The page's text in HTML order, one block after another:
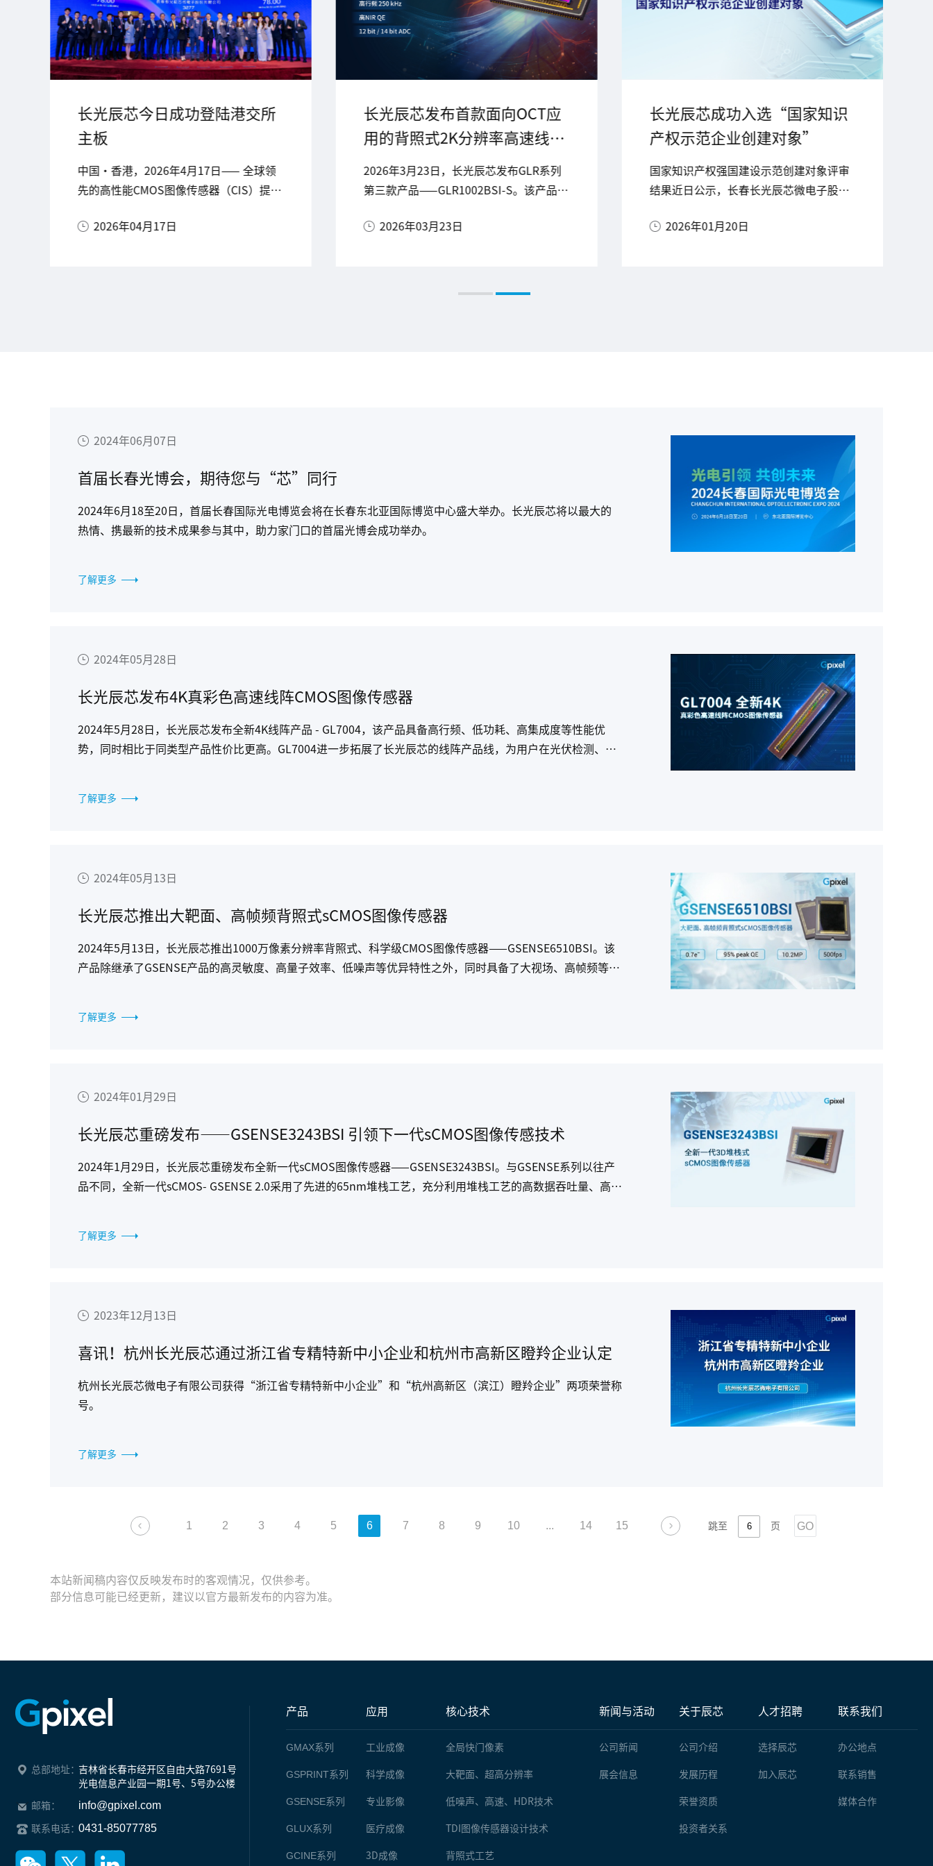
长光辰芯今日成功登陆港交所
主板
中国・香港，2026年4月17日—— 全球领
先的高性能CMOS图像传感器（CIS）提供
（以下简称 “长光辰芯” 或 “公司”，
2026年04月17日
长光辰芯发布首款面向OCT应
用的背照式2K分辨率高速线阵
图像传感器GLR1002BSI-S
2026年3月23日，长光辰芯发布GLR系列
第三款产品——GLR1002BSI-S。该产品是
量身打造的高速、高近红外量子效率、大
2026年03月23日
长光辰芯成功入选“国家知识
产权示范企业创建对象”
国家知识产权强国建设示范创建对象评审
结果近日公示，长春长光辰芯微电子股份
正式进入全国科技创新与知识产权建设的
2026年01月20日
2024年06月07日
首届长春光博会，期待您与“芯”同行
2024年6月18至20日，首届长春国际光电博览会将在长春东北亚国际博览中心盛大举办。长光辰芯将以最大的
热情、携最新的技术成果参与其中，助力家门口的首届光博会成功举办。
了解更多
2024年05月28日
长光辰芯发布4K真彩色高速线阵CMOS图像传感器
2024年5月28日，长光辰芯发布全新4K线阵产品 - GL7004，该产品具备高行频、低功耗、高集成度等性能优
势，同时相比于同类型产品性价比更高。GL7004进一步拓展了长光辰芯的线阵产品线，为用户在光伏检测、铁
了解更多
2024年05月13日
长光辰芯推出大靶面、高帧频背照式sCMOS图像传感器
2024年5月13日，长光辰芯推出1000万像素分辨率背照式、科学级CMOS图像传感器——GSENSE6510BSI。该
产品除继承了GSENSE产品的高灵敏度、高量子效率、低噪声等优异特性之外，同时具备了大视场、高帧频等独
了解更多
2024年01月29日
长光辰芯重磅发布——GSENSE3243BSI 引领下一代sCMOS图像传感技术
2024年1月29日，长光辰芯重磅发布全新一代sCMOS图像传感器——GSENSE3243BSI。与GSENSE系列以往产
品不同，全新一代sCMOS- GSENSE 2.0采用了先进的65nm堆栈工艺，充分利用堆栈工艺的高数据吞吐量、高满
了解更多
2023年12月13日
喜讯！杭州长光辰芯通过浙江省专精特新中小企业和杭州市高新区瞪羚企业认定
杭州长光辰芯微电子有限公司获得“浙江省专精特新中小企业”和“杭州高新区（滨江）瞪羚企业”两项荣誉称
号。
了解更多
1 2 3 4 5 6 7 8 9 10 ... 14 15 跳至 页 GO
本站新闻稿内容仅反映发布时的客观情况，仅供参考。
部分信息可能已经更新，建议以官方最新发布的内容为准。
总部地址：吉林省长春市经开区自由大路7691号
光电信息产业园一期1号、5号办公楼
邮箱： info@gpixel.com
联系电话：0431-85077785
产品
GMAX系列
GSPRINT系列
GSENSE系列
GLUX系列
GCINE系列
应用
工业成像
科学成像
专业影像
医疗成像
3D成像
核心技术
全局快门像素
大靶面、超高分辨率
低噪声、高速、HDR技术
TDI图像传感器设计技术
背照式工艺
新闻与活动
公司新闻
展会信息
关于辰芯
公司介绍
发展历程
荣誉资质
投资者关系
人才招聘
选择辰芯
加入辰芯
联系我们
办公地点
联系销售
媒体合作